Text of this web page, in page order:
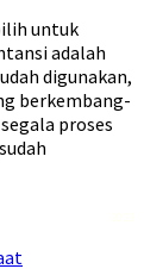
untuk
adalah
digunakan,
berkembang-
proses